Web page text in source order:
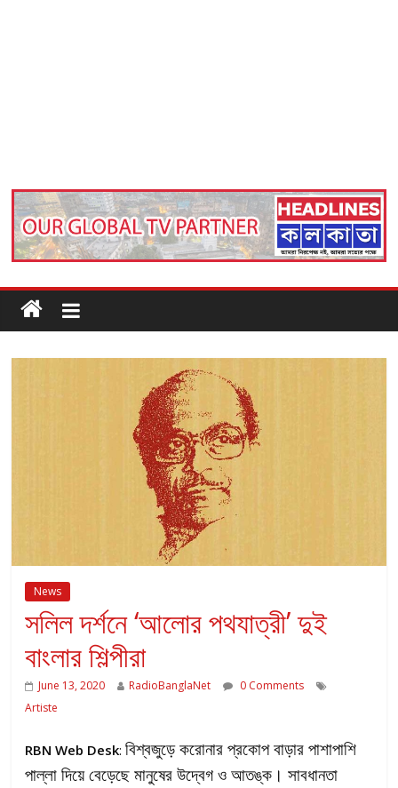
News
সলিল দর্শনে ‘আলোর পথযাত্রী’ দুই
বাংলার শিল্পীরা
June 13, 2020 RadioBanglaNet
0 Comments
Artiste
RBN Web Desk:বিশ্বজুড়ে করোনার প্রকোপ বাড়ার পাশাপাশি
পাল্লা দিয়ে বেড়েছে মানুষের উদ্বেগ ও আতঙ্ক। সাবধানতা